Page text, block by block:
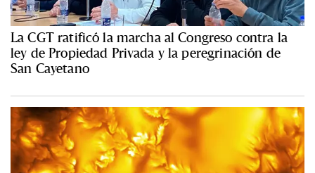
La CGT ratificó la marcha al Congreso contra la
ley de Propiedad Privada y la peregrinación de
San Cayetano